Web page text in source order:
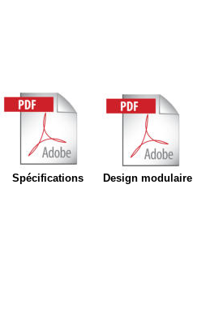
Spécifications Design modulaire